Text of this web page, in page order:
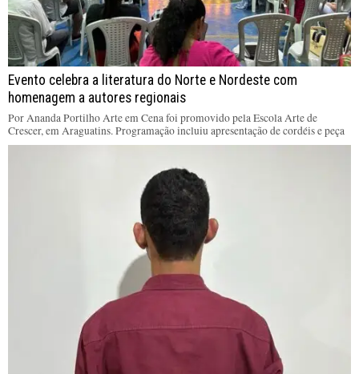
Evento celebra a literatura do Norte e Nordeste com
homenagem a autores regionais
Por Ananda Portilho Arte em Cena foi promovido pela Escola Arte de
Crescer, em Araguatins. Programação incluiu apresentação de cordéis e peça